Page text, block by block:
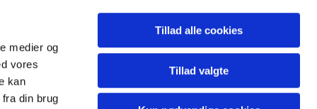
medier og
vores
kan
din brug
Tillad alle cookies
Tillad valgte
Kontakt
Tag del
Provsti
Folkekirken